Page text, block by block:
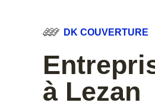
DK COUVERTURE
à Lezan